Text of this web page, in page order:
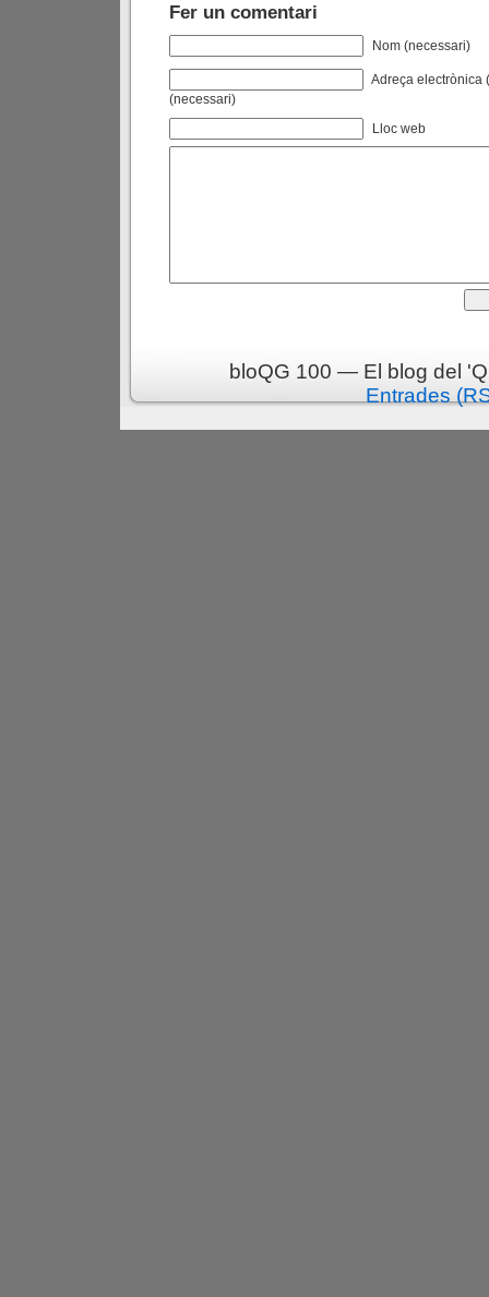
Fer un comentari
Nom (necessari)
Adreça electrònica
(necessari)
Lloc web
bloQG 100 — El blog del
Entrades